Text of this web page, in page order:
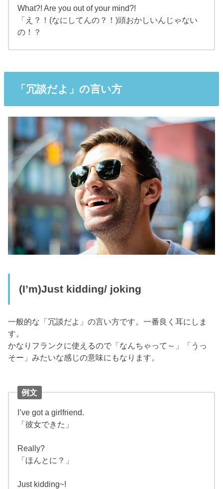
What?! Are you out of your mind?!
「え？！(なにしてんの？！)頭おかしいんじゃない
の！？
「冗談だよ」の言い方
(I’m)Just kidding/ joking
一般的な「冗談だよ」の言い方です。一番良く耳にしま
す。
かなりフランクに使えるので「なんちゃって～」「うっ
そー」みたいな感じの意味にもなります。
例文
I’ve got a girlfriend.
「彼女できた」
Really?
「ほんとに？」
Just kidding~!